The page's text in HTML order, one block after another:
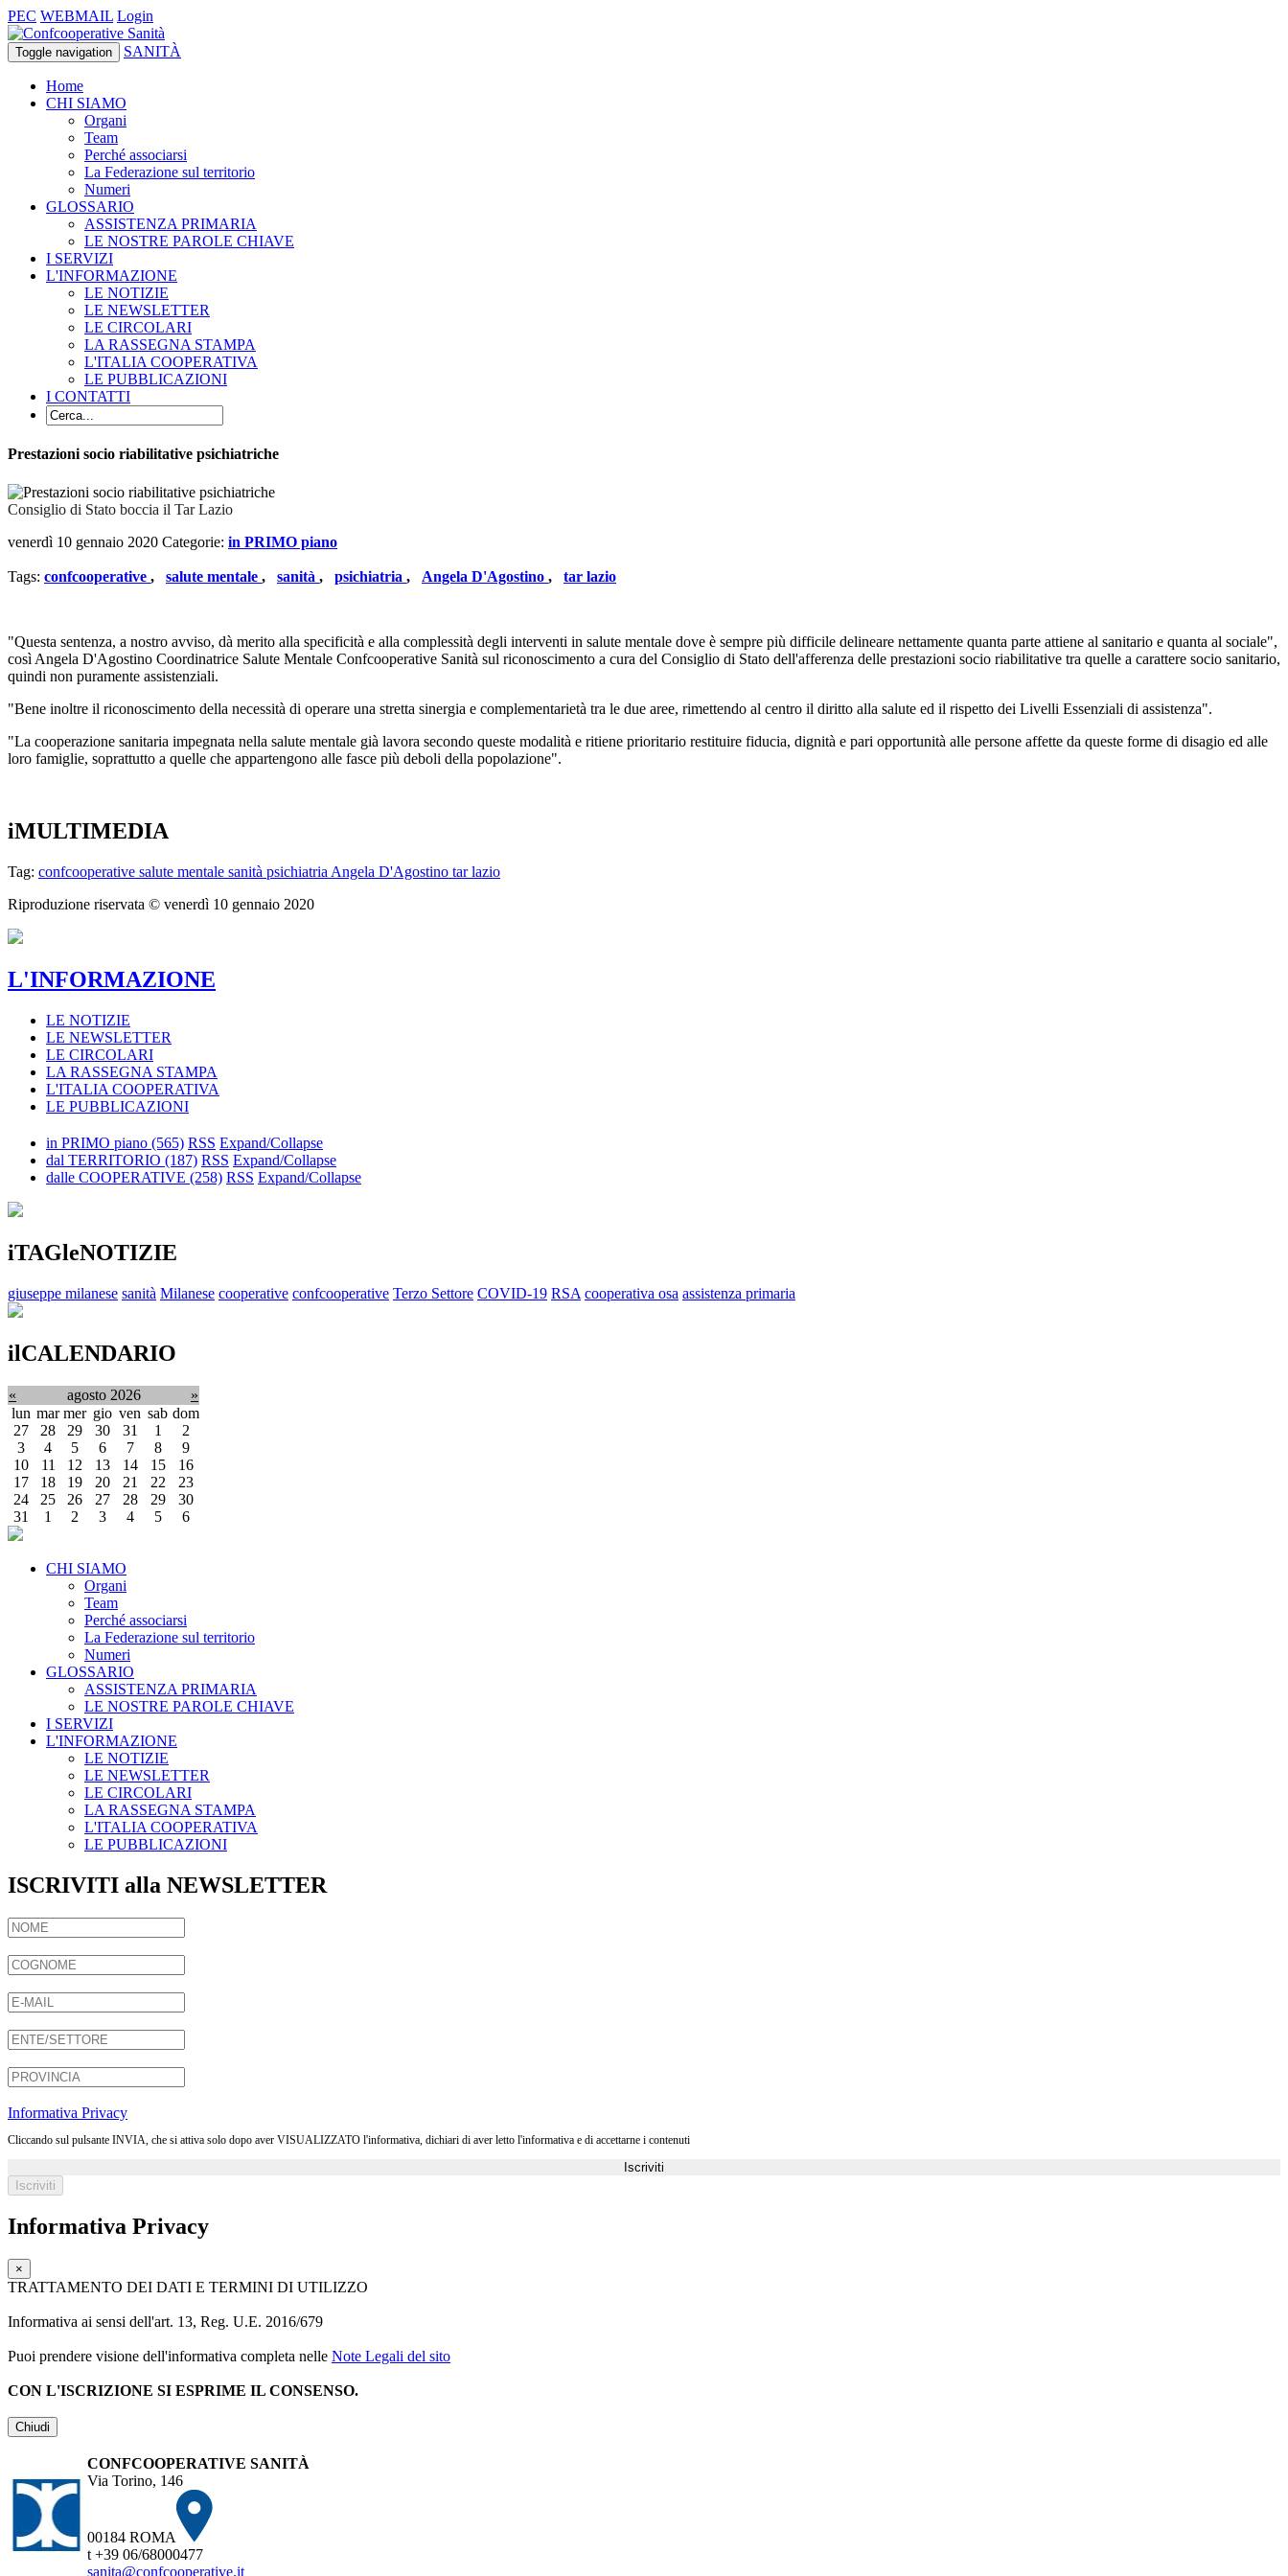
PEC WEBMAIL Login
Toggle navigation SANITÀ
Home
CHI SIAMO
Organi
Team
Perché associarsi
La Federazione sul territorio
Numeri
GLOSSARIO
ASSISTENZA PRIMARIA
LE NOSTRE PAROLE CHIAVE
I SERVIZI
L'INFORMAZIONE
LE NOTIZIE
LE NEWSLETTER
LE CIRCOLARI
LA RASSEGNA STAMPA
L'ITALIA COOPERATIVA
LE PUBBLICAZIONI
I CONTATTI
Prestazioni socio riabilitative psichiatriche
Consiglio di Stato boccia il Tar Lazio
venerdì 10 gennaio 2020 Categorie: in PRIMO piano
Tags: confcooperative , salute mentale , sanità , psichiatria , Angela D'Agostino , tar lazio
"Questa sentenza, a nostro avviso, dà merito alla specificità e alla complessità degli interventi in salute mentale dove è sempre più difficile delineare nettamente quanta parte attiene al sanitario e quanta al sociale",
così Angela D'Agostino Coordinatrice Salute Mentale Confcooperative Sanità sul riconoscimento a cura del Consiglio di Stato dell'afferenza delle prestazioni socio riabilitative tra quelle a carattere socio sanitario,
quindi non puramente assistenziali.
"Bene inoltre il riconoscimento della necessità di operare una stretta sinergia e complementarietà tra le due aree, rimettendo al centro il diritto alla salute ed il rispetto dei Livelli Essenziali di assistenza".
"La cooperazione sanitaria impegnata nella salute mentale già lavora secondo queste modalità e ritiene prioritario restituire fiducia, dignità e pari opportunità alle persone affette da queste forme di disagio ed alle
loro famiglie, soprattutto a quelle che appartengono alle fasce più deboli della popolazione".
iMULTIMEDIA
Tag: confcooperative salute mentale sanità psichiatria Angela D'Agostino tar lazio
Riproduzione riservata © venerdì 10 gennaio 2020
L'INFORMAZIONE
LE NOTIZIE
LE NEWSLETTER
LE CIRCOLARI
LA RASSEGNA STAMPA
L'ITALIA COOPERATIVA
LE PUBBLICAZIONI
in PRIMO piano (565) RSS Expand/Collapse
dal TERRITORIO (187) RSS Expand/Collapse
dalle COOPERATIVE (258) RSS Expand/Collapse
iTAGleNOTIZIE
giuseppe milanese sanità Milanese cooperative confcooperative Terzo Settore COVID-19 RSA cooperativa osa assistenza primaria
ilCALENDARIO
« agosto 2026
»
lun mar mer gio ven sab dom
27
28 29 30 31 1
2
3
4 5 6 7 8
9
10
11 12 13 14 15
16
17
18 19 20 21 22
23
24
25 26 27 28 29
30
31
1 2 3 4 5 6
CHI SIAMO
Organi
Team
Perché associarsi
La Federazione sul territorio
Numeri
GLOSSARIO
ASSISTENZA PRIMARIA
LE NOSTRE PAROLE CHIAVE
I SERVIZI
L'INFORMAZIONE
LE NOTIZIE
LE NEWSLETTER
LE CIRCOLARI
LA RASSEGNA STAMPA
L'ITALIA COOPERATIVA
LE PUBBLICAZIONI
ISCRIVITI alla NEWSLETTER
Informativa Privacy
Cliccando sul pulsante INVIA, che si attiva solo dopo aver VISUALIZZATO l'informativa, dichiari di aver letto l'informativa e di accettarne i contenuti
Iscriviti
Informativa Privacy
×
TRATTAMENTO DEI DATI E TERMINI DI UTILIZZO
Informativa ai sensi dell'art. 13, Reg. U.E. 2016/679
Puoi prendere visione dell'informativa completa nelle Note Legali del sito
CON L'ISCRIZIONE SI ESPRIME IL CONSENSO.
Chiudi
CONFCOOPERATIVE SANITÀ
Via Torino, 146
00184 ROMA
t +39 06/68000477
sanita@confcooperative.it